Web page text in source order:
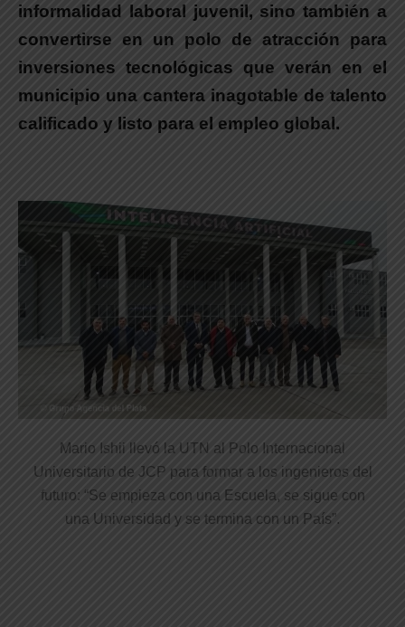
informalidad laboral juvenil, sino también a
convertirse en un polo de atracción para
inversiones tecnológicas que verán en el
municipio una cantera inagotable de talento
calificado y listo para el empleo global.
Mario Ishii llevó la UTN al Polo Internacional
Universitario de JCP para formar a los ingenieros del
futuro: “Se empieza con una Escuela, se sigue con
una Universidad y se termina con un País”.